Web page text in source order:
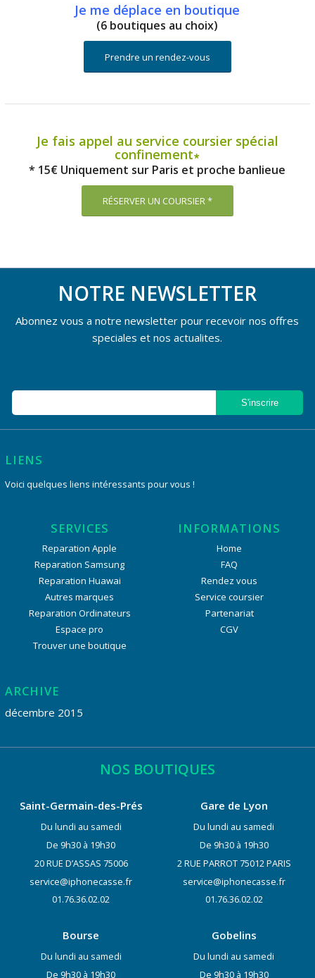
Je me déplace en boutique
(6 boutiques au choix)
Prendre un rendez-vous
Je fais appel au service coursier spécial
confinement∗
* 15€ Uniquement sur Paris et proche banlieue
RÉSERVER UN COURSIER *
NOTRE NEWSLETTER
Abonnez vous a notre newsletter pour recevoir nos offres
speciales et nos actualites.
LIENS
Voici quelques liens intéressants pour vous !
SERVICES
Reparation Apple
Reparation Samsung
Reparation Huawai
Autres marques
Reparation Ordinateurs
Espace pro
Trouver une boutique
INFORMATIONS
Home
FAQ
Rendez vous
Service coursier
Partenariat
CGV
ARCHIVE
décembre 2015
NOS BOUTIQUES
Saint-Germain-des-Prés
Du lundi au samedi
De 9h30 à 19h30
20 RUE D’ASSAS 75006
service@iphonecasse.fr
01.76.36.02.02
Gare de Lyon
Du lundi au samedi
De 9h30 à 19h30
2 RUE PARROT 75012 PARIS
service@iphonecasse.fr
01.76.36.02.02
Bourse
Du lundi au samedi
De 9h30 à 19h30
Gobelins
Du lundi au samedi
De 9h30 à 19h30